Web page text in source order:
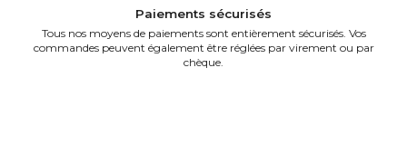
Paiements sécurisés
Tous nos moyens de paiements sont entièrement sécurisés. Vos
commandes peuvent également être réglées par virement ou par
chèque.